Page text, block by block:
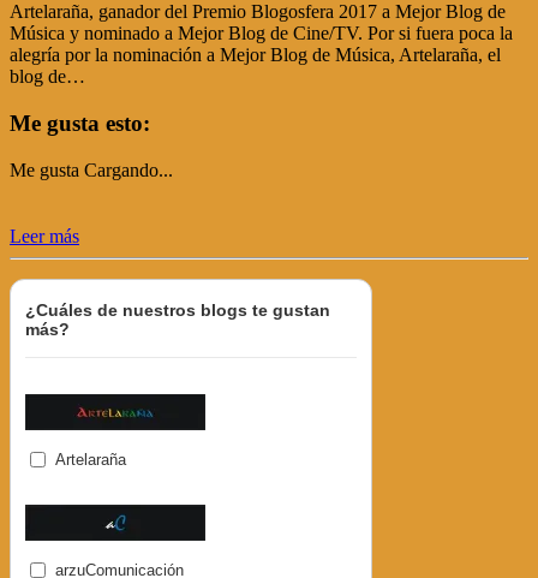
Artelaraña, ganador del Premio Blogosfera 2017 a Mejor Blog de
Música y nominado a Mejor Blog de Cine/TV. Por si fuera poca la
alegría por la nominación a Mejor Blog de Música, Artelaraña, el
blog de…
Me gusta esto:
Me gusta Cargando...
Leer más
¿Cuáles de nuestros blogs te gustan
más?
Artelaraña
arzuComunicación